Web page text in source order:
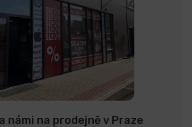
námi na prodejně v Praze